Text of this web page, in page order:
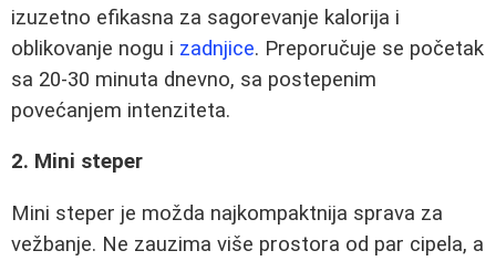
izuzetno efikasna za sagorevanje kalorija i
oblikovanje nogu i zadnjice. Preporučuje se početak
sa 20-30 minuta dnevno, sa postepenim
povećanjem intenziteta.
2. Mini steper
Mini steper je možda najkompaktnija sprava za
vežbanje. Ne zauzima više prostora od par cipela, a